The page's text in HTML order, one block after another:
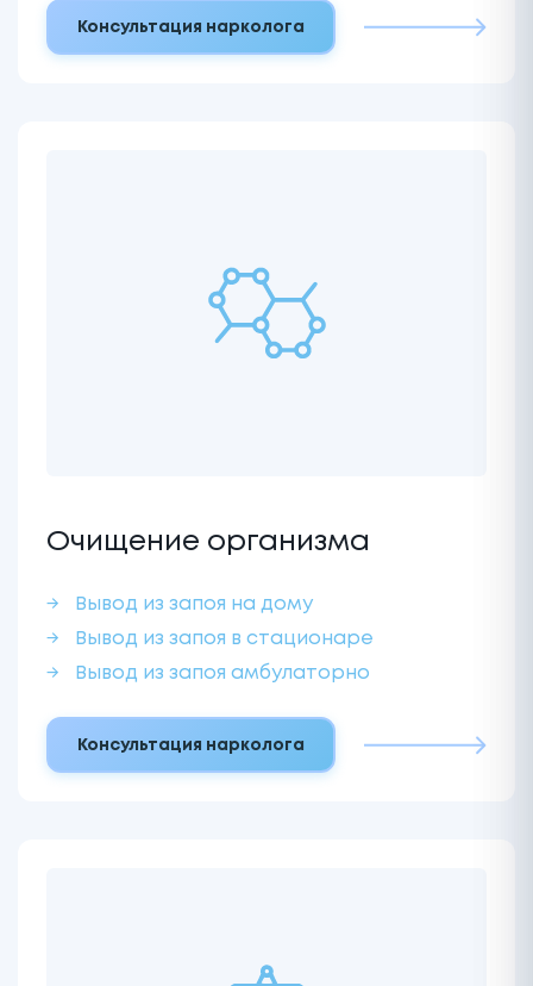
Консультация нарколога
Очищение организма
Вывод из запоя на дому
Вывод из запоя в стационаре
Вывод из запоя амбулаторно
Консультация нарколога